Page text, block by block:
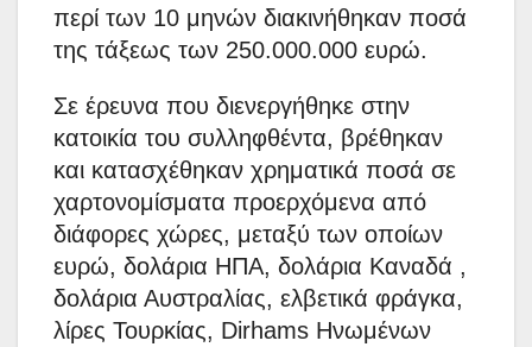
περί των 10 μηνών διακινήθηκαν ποσά
της τάξεως των 250.000.000 ευρώ.
Σε έρευνα που διενεργήθηκε στην
κατοικία του συλληφθέντα, βρέθηκαν
και κατασχέθηκαν χρηματικά ποσά σε
χαρτονομίσματα προερχόμενα από
διάφορες χώρες, μεταξύ των οποίων
ευρώ, δολάρια ΗΠΑ, δολάρια Καναδά ,
δολάρια Αυστραλίας, ελβετικά φράγκα,
λίρες Τουρκίας, Dirhams Ηνωμένων